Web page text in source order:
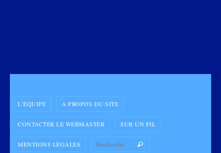
L’ÉQUIPE A PROPOS DU SITE
CONTACTER LE WEBMASTER SUR UN FIL
MENTIONS LÉGALES Recherche